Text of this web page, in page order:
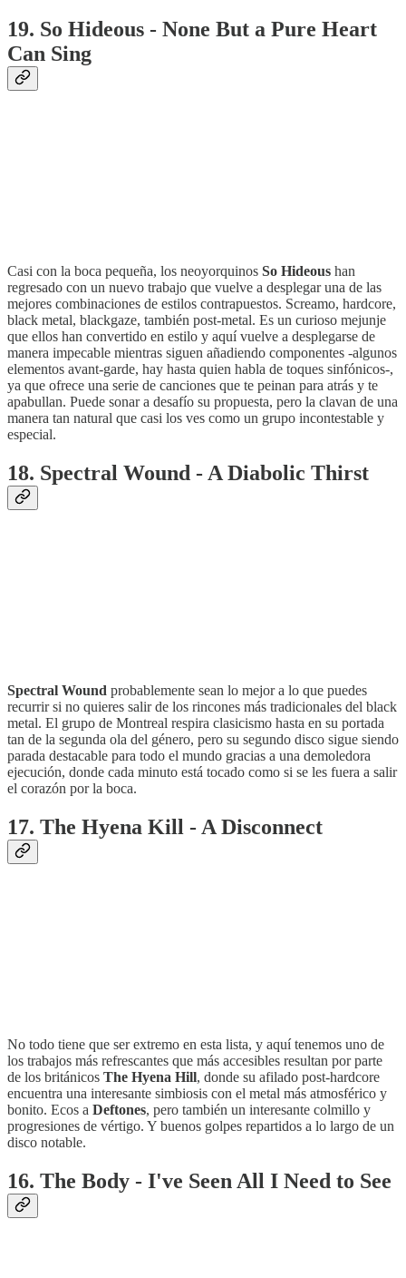
19. So Hideous - None But a Pure Heart
Can Sing
Casi con la boca pequeña, los neoyorquinos So Hideous han
regresado con un nuevo trabajo que vuelve a desplegar una de las
mejores combinaciones de estilos contrapuestos. Screamo, hardcore,
black metal, blackgaze, también post-metal. Es un curioso mejunje
que ellos han convertido en estilo y aquí vuelve a desplegarse de
manera impecable mientras siguen añadiendo componentes -algunos
elementos avant-garde, hay hasta quien habla de toques sinfónicos-,
ya que ofrece una serie de canciones que te peinan para atrás y te
apabullan. Puede sonar a desafío su propuesta, pero la clavan de una
manera tan natural que casi los ves como un grupo incontestable y
especial.
18. Spectral Wound - A Diabolic Thirst
Spectral Wound probablemente sean lo mejor a lo que puedes
recurrir si no quieres salir de los rincones más tradicionales del black
metal. El grupo de Montreal respira clasicismo hasta en su portada
tan de la segunda ola del género, pero su segundo disco sigue siendo
parada destacable para todo el mundo gracias a una demoledora
ejecución, donde cada minuto está tocado como si se les fuera a salir
el corazón por la boca.
17. The Hyena Kill - A Disconnect
No todo tiene que ser extremo en esta lista, y aquí tenemos uno de
los trabajos más refrescantes que más accesibles resultan por parte
de los británicos The Hyena Hill, donde su afilado post-hardcore
encuentra una interesante simbiosis con el metal más atmosférico y
bonito. Ecos a Deftones, pero también un interesante colmillo y
progresiones de vértigo. Y buenos golpes repartidos a lo largo de un
disco notable.
16. The Body - I've Seen All I Need to See